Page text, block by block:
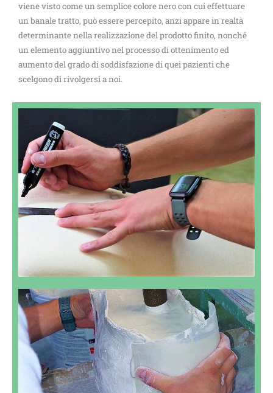
viene visto come un semplice colore nero con cui effettuare
un banale tratto, può essere percepito, anzi appare in realtà
determinante nella realizzazione del prodotto finito, nonché
un elemento aggiuntivo nel processo di ottenimento ed
aumento del grado di soddisfazione di quei pazienti che
scelgono di rivolgersi a noi.